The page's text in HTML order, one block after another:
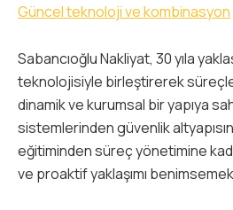
Güncel teknoloji ve kombinasyon
Sabancıoğlu Nakliyat, 30 yıla
teknolojisiyle birleştirerek
dinamik ve kurumsal bir yapıya
sistemlerinden güvenlik
eğitiminden süreç yönetimine
ve proaktif yaklaşımı